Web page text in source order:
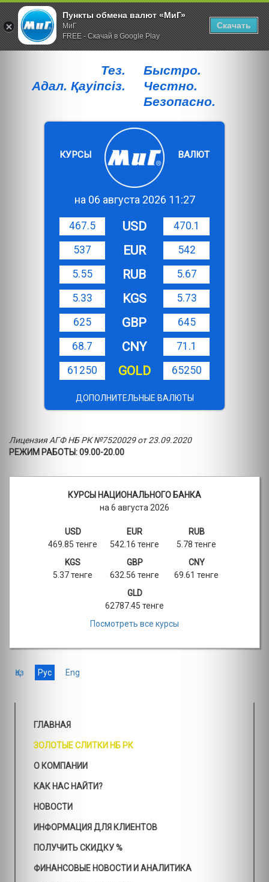
Тез.
Адал. Қауiпсiз.
Быстро.
Честно.
Безопасно.
КУРСЫ ВАЛЮТ
на 06 августа 2026 11:27
467.5 USD
470.1
537
EUR
542
5.55
RUB
5.67
5.33
KGS
5.73
625
GBP
645
68.7
CNY
71.1
61250
GOLD 65250
ДОПОЛНИТЕЛЬНЫЕ ВАЛЮТЫ
Лицензия АГФ НБ РК №7520029 от 23.09.2020
РЕЖИМ РАБОТЫ: 09.00-20.00
КУРСЫ НАЦИОНАЛЬНОГО БАНКА
на 6 августа 2026
USD
469.85 тенге
EUR
542.16 тенге
RUB
5.78 тенге
KGS
5.37 тенге
GBP
632.56 тенге
CNY
69.61 тенге
GLD
62787.45 тенге
Посмотреть все курсы
Қаз Рус Eng
ГЛАВНАЯ
ЗОЛОТЫЕ СЛИТКИ НБ РК
О КОМПАНИИ
КАК НАС НАЙТИ?
НОВОСТИ
ИНФОРМАЦИЯ ДЛЯ КЛИЕНТОВ
ПОЛУЧИТЬ СКИДКУ %
ФИНАНСОВЫЕ НОВОСТИ И АНАЛИТИКА
Пункты обмена валют «МиГ»
МиГ
FREE - Скачай в Google Play
Скачать